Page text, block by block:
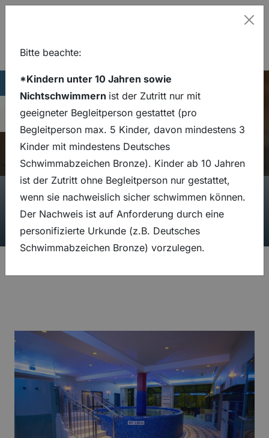
Zum Hauptinhalt springen
Zur Hauptnavigation springen
Navigation
05341 30980
Schwitzen und
Träumen fürs
Wohlbefinden
Bitte beachte:
*Kindern unter 10 Jahren sowie
Nichtschwimmern ist der Zutritt nur mit
geeigneter Begleitperson gestattet (pro
Begleitperson max. 5 Kinder, davon mindestens 3
Kinder mit mindestens Deutsches
Schwimmabzeichen Bronze). Kinder ab 10 Jahren
ist der Zutritt ohne Begleitperson nur gestattet,
wenn sie nachweislich sicher schwimmen können.
Der Nachweis ist auf Anforderung durch eine
personifizierte Urkunde (z.B. Deutsches
Schwimmabzeichen Bronze) vorzulegen.